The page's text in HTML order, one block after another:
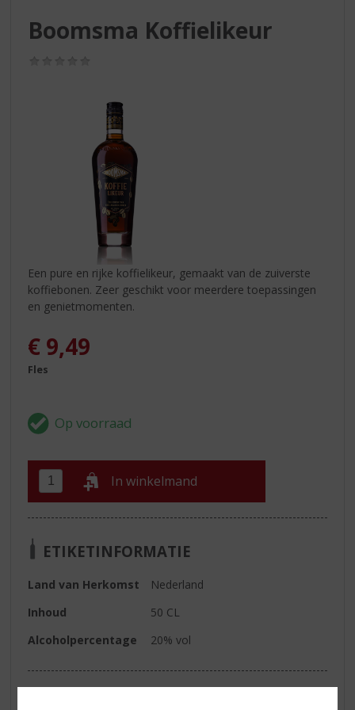
Boomsma Koffielikeur
Een pure en rijke koffielikeur, gemaakt van de zuiverste
koffiebonen. Zeer geschikt voor meerdere toepassingen
en genietmomenten.
€ 9,49
Fles
In winkelmand
ETIKETINFORMATIE
Land van Herkomst
Nederland
Inhoud
50 CL
Alcoholpercentage
20% vol